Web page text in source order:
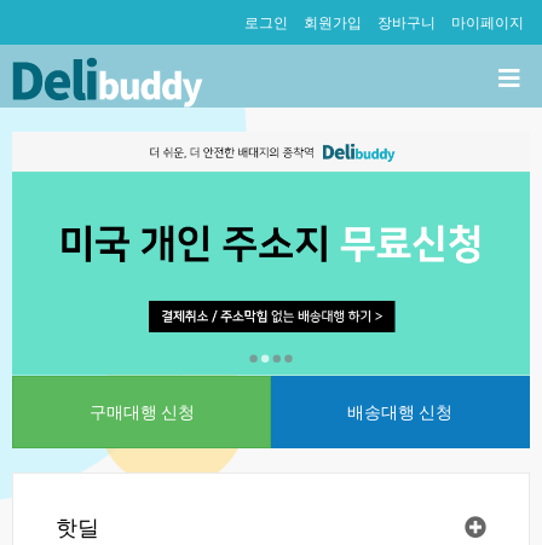
로그인 회원가입 장바구니 마이페이지
구매대행신청 배송대행신청
핫딜